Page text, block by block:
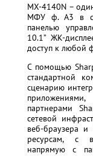
MX-4140N –
МФУ ф. А3 в
панелью
10.1” ЖК-
доступ к любой
С помощью
стандартной
сценарию
партнерами
сетевой
веб-браузера
ресурсам, с
напрямую с